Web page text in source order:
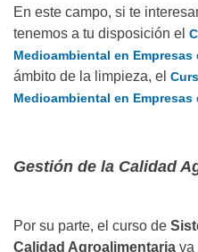
En este campo, si te
tenemos a tu disposición el
Medioambiental en
ámbito de la limpieza, el
Medioambiental en Empresas
Gestión de la Calidad
Por su parte, el curso de
Calidad Agroalimentaria va